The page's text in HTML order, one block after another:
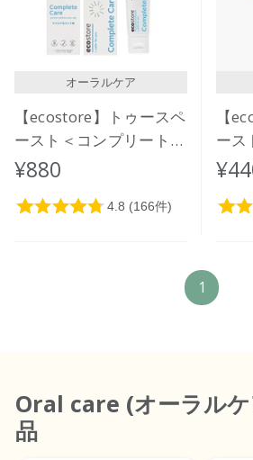
オーラルケア
【ecostore】トゥースペ
ースト＜コンプリートケ
ア＞ 100g
¥880
【
ース
＞
1
Oral care (オーラルケ
品